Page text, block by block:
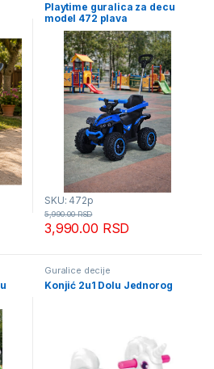
Playtime guralica za decu
model 472 plava
SKU: 472p
3,990.00 RSD
5,990.00RSD
Guralice decije
Konjić 2u1 Dolu Jednorog